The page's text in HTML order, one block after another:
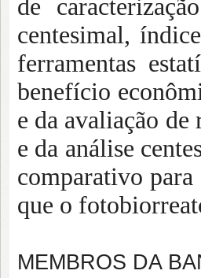
de
centesimal,
ferramentas
benefício
e da avaliação
e da análise
comparativo
que o
MEMBROS DA